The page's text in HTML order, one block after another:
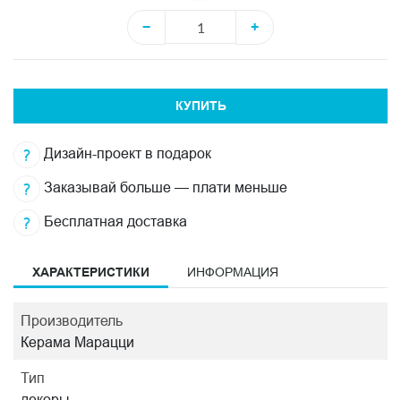
−
+
КУПИТЬ
Дизайн-проект в подарок
Заказывай больше — плати меньше
Бесплатная доставка
ХАРАКТЕРИСТИКИ ИНФОРМАЦИЯ
Производитель
Керама Марацци
Тип